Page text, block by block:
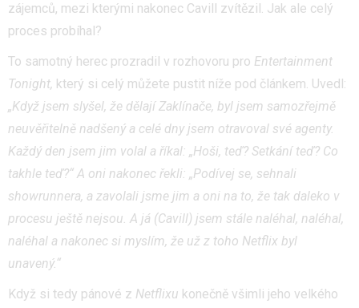
zájemců, mezi kterými nakonec Cavill zvítězil. Jak ale celý
proces probíhal?
To samotný herec prozradil v rozhovoru pro Entertainment
Tonight, který si celý můžete pustit níže pod článkem. Uvedl:
„Když jsem slyšel, že dělají Zaklínače, byl jsem samozřejmě
neuvěřitelně nadšený a celé dny jsem otravoval své agenty.
Každý den jsem jim volal a říkal: „Hoši, teď? Setkání teď? Co
takhle teď?“ A oni nakonec řekli: „Podívej se, sehnali
showrunnera, a zavolali jsme jim a oni na to, že tak daleko v
procesu ještě nejsou. A já (Cavill) jsem stále naléhal, naléhal,
naléhal a nakonec si myslím, že už z toho Netflix byl
unavený.“
Když si tedy pánové z Netflixu konečně všimli jeho velkého